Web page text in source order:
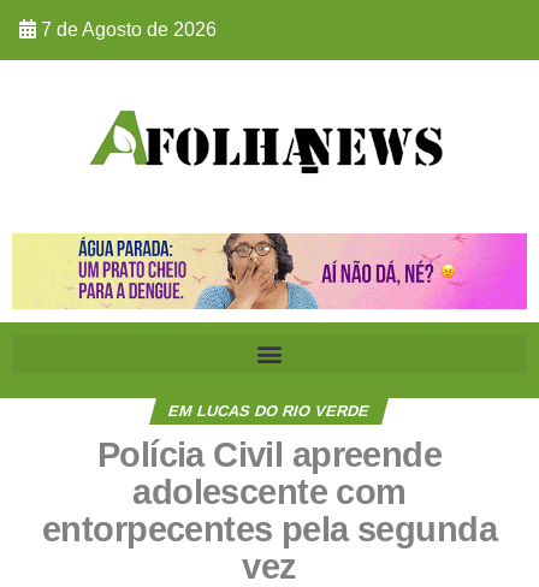
7 de Agosto de 2026
EM LUCAS DO RIO VERDE
Polícia Civil apreende
adolescente com
entorpecentes pela segunda
vez